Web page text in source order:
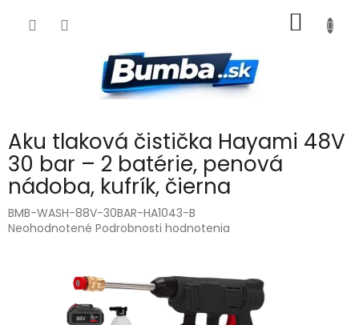
KOŠÍK
Aku tlaková čistička Hayami 48V
30 bar – 2 batérie, penová
nádoba, kufrík, čierna
BMB-WASH-88V-30BAR-HA1043-B
Priemerné
Neohodnotené Podrobnosti hodnotenia